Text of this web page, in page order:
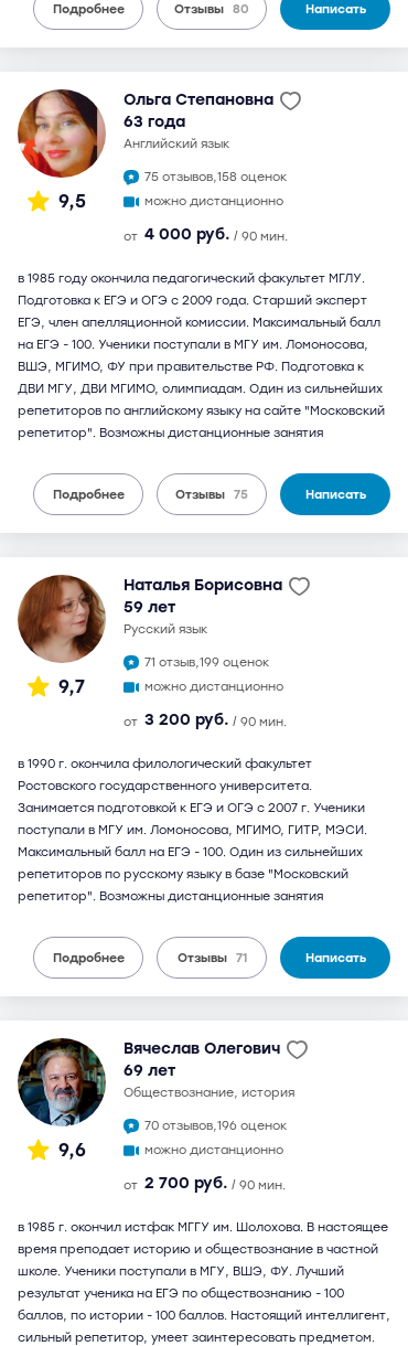
Подробнее Отзывы 80 Написать
9,5
Ольга Степановна
63 года
английский язык
75 отзывов,158 оценок
можно дистанционно
от 4 000 руб. / 90 мин.
в 1985 году окончила педагогический факультет МГЛУ.
Подготовка к ЕГЭ и ОГЭ с 2009 года. Старший эксперт
ЕГЭ, член апелляционной комиссии. Максимальный балл
на ЕГЭ - 100. Ученики поступали в МГУ им. Ломоносова,
ВШЭ, МГИМО, ФУ при правительстве РФ. Подготовка к
ДВИ МГУ, ДВИ МГИМО, олимпиадам. Один из сильнейших
репетиторов по английскому языку на сайте "Московский
репетитор". Возможны дистанционные занятия
Подробнее Отзывы 75 Написать
9,7
Наталья Борисовна
59 лет
русский язык
71 отзыв,199 оценок
можно дистанционно
от 3 200 руб. / 90 мин.
в 1990 г. окончила филологический факультет
Ростовского государственного университета.
Занимается подготовкой к ЕГЭ и ОГЭ с 2007 г. Ученики
поступали в МГУ им. Ломоносова, МГИМО, ГИТР, МЭСИ.
Максимальный балл на ЕГЭ - 100. Один из сильнейших
репетиторов по русскому языку в базе "Московский
репетитор". Возможны дистанционные занятия
Подробнее Отзывы 71 Написать
9,6
Вячеслав Олегович
69 лет
обществознание, история
70 отзывов,196 оценок
можно дистанционно
от 2 700 руб. / 90 мин.
в 1985 г. окончил истфак МГГУ им. Шолохова. В настоящее
время преподает историю и обществознание в частной
школе. Ученики поступали в МГУ, ВШЭ, ФУ. Лучший
результат ученика на ЕГЭ по обществознанию - 100
баллов, по истории - 100 баллов. Настоящий интеллигент,
сильный репетитор, умеет заинтересовать предметом.